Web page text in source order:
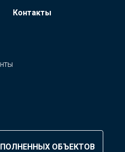
Контакты
ОБЪЕКТОВ